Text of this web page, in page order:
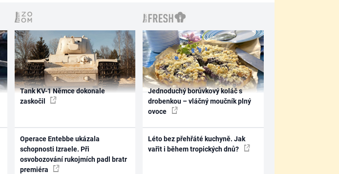
Tank KV-1 Němce dokonale
zaskočil
Operace Entebbe ukázala
schopnosti Izraele. Při
osvobozování rukojmích padl bratr
premiéra
Jednoduchý borůvkový koláč s
drobenkou – vláčný moučník plný
ovoce
Léto bez přehřáté kuchyně. Jak
vařit i během tropických dnů?